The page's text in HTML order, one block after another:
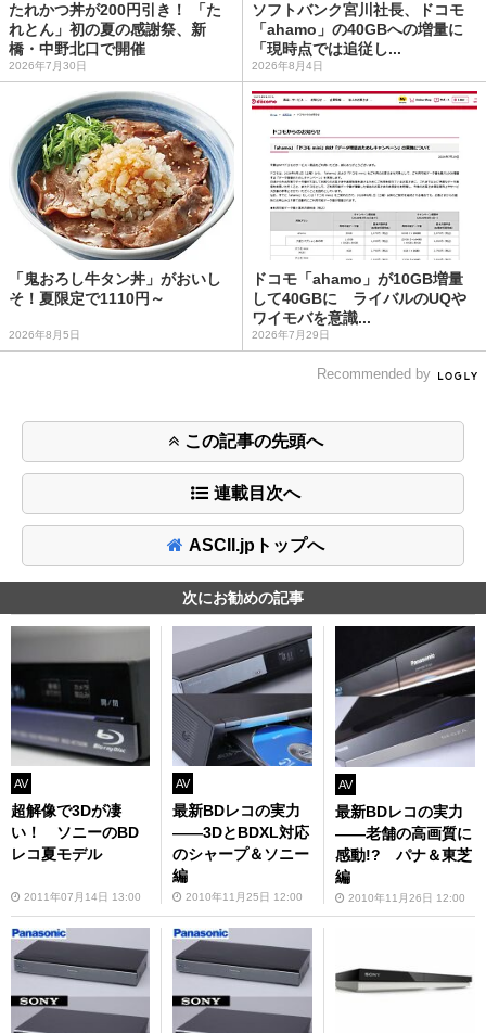
たれかつ丼が200円引き！ 「た
れとん」初の夏の感謝祭、新
橋・中野北口で開催
2026年7月30日
ソフトバンク宮川社長、ドコモ
「ahamo」の40GBへの増量に
「現時点では追従し...
2026年8月4日
「鬼おろし牛タン丼」がおいし
そ！夏限定で1110円～
2026年8月5日
ドコモ「ahamo」が10GB増量
して40GBに ライバルのUQや
ワイモバを意識...
2026年7月29日
Recommended by
この記事の先頭へ
連載目次へ
ASCII.jpトップへ
次にお勧めの記事
AV
超解像で3Dが凄
い！ ソニーのBD
レコ夏モデル
2011年07月14日 13:00
AV
最新BDレコの実力
――3DとBDXL対応
のシャープ＆ソニー
編
2010年11月25日 12:00
AV
最新BDレコの実力
――老舗の高画質に
感動!? パナ＆東芝
編
2010年11月26日 12:00